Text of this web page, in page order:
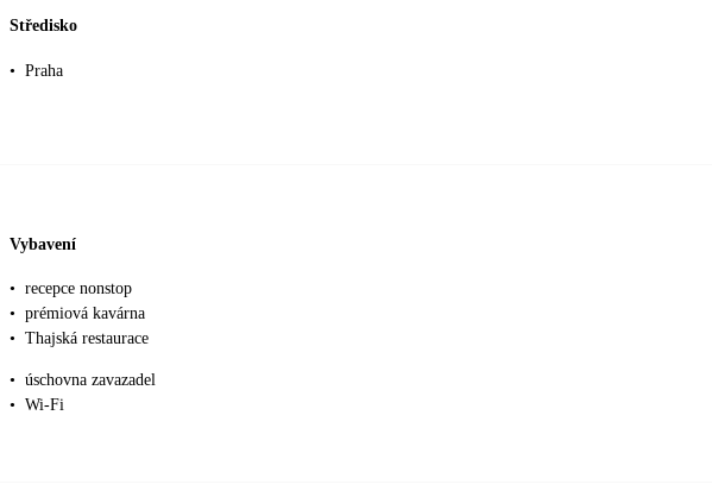
Středisko
• Praha
Vybavení
• recepce nonstop
• prémiová kavárna
• Thajská restaurace
• úschovna zavazadel
• Wi-Fi